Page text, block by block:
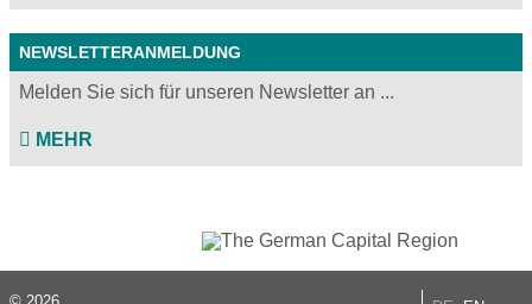
NEWSLETTERANMELDUNG
Melden Sie sich für unseren Newsletter an ...
MEHR